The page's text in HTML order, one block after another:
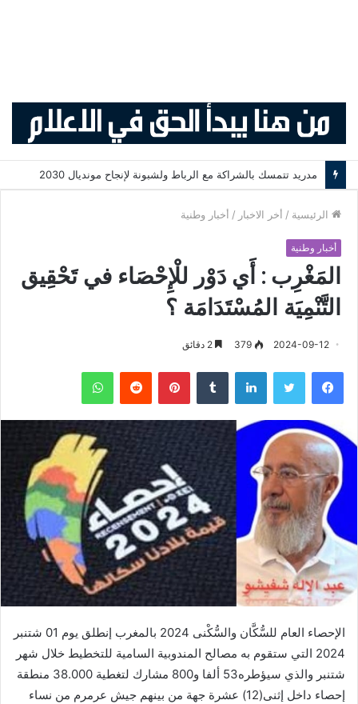
مدريد تتمسك بالشراكة مع الرباط ولشبونة لإنجاح مونديال 2030
الرئيسية / أخر الاخبار / أخبار وطنية
أخبار وطنية
المَغْرِب : أَي دَوْر للْإِحْصَاء في تَحْقِيق
التَّنْمِيَة المُسْتَدَامَة ؟
2024-09-12
379
فيسبوك لينكدإن بينتيريست
الإحصاء العام للسُّكَّان والسُّكْنى 2024 بالمغرب إنطلق يوم 01 شتنبر
2024 التي ستقوم به مصالح المندوبية السامية للتخطيط خلال شهر
شتنبر والذي سيؤطره53 ألفا و800 مشارك لتغطية 38.000 منطقة
إحصاء داخل إثنى(12) عشرة جهة من بينهم جيش عرمرم من نساء